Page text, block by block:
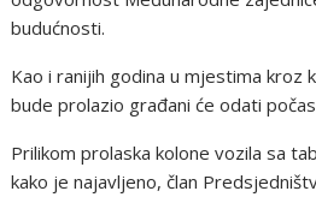
budućnosti.
Kao i ranijih godina u mjestima kroz
bude prolazio građani će odati
Prilikom prolaska kolone vozila sa
kako je najavljeno, član